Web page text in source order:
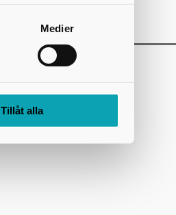
Medier
Tillåt alla